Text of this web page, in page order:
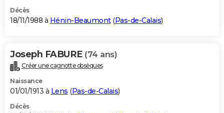
Décès
18/11/1988 à Hénin-Beaumont(Pas-de-Calais)
Joseph FABURE (74 ans)
Créer une cagnotte obsèques
Naissance
01/01/1913 à Lens (Pas-de-Calais)
Décès